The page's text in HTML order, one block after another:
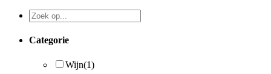
Categorie
Wijn(1)